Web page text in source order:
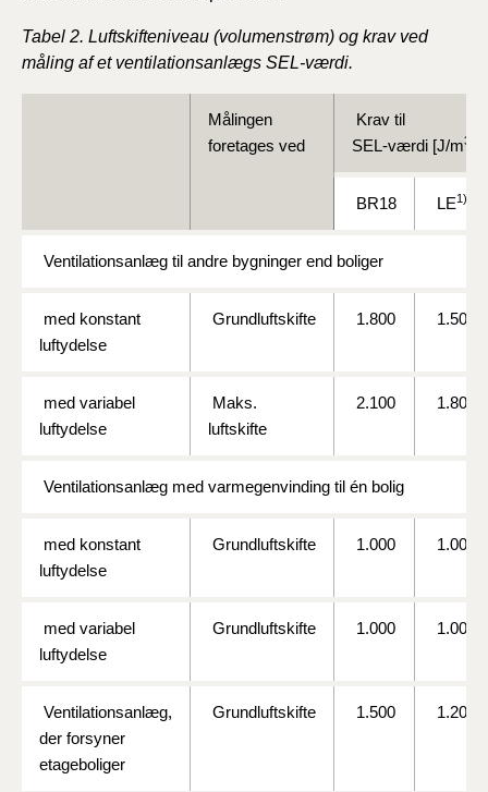
Tabel 2. Luftskifteniveau (volumenstrøm) og krav ved
måling af et ventilationsanlægs SEL-værdi.
Målingen
foretages ved
Krav til
SEL-værdi [J/m3
BR18 LE1)
Ventilationsanlæg til andre bygninger end boliger
med konstant
luftydelse
Grundluftskifte 1.800 1.500
med variabel
luftydelse
Maks.
luftskifte
2.100 1.800
Ventilationsanlæg med varmegenvinding til én bolig
med konstant
luftydelse
Grundluftskifte 1.000 1.000
med variabel
luftydelse
Grundluftskifte 1.000 1.000
Ventilationsanlæg,
der forsyner
etageboliger
Grundluftskifte 1.500 1.200